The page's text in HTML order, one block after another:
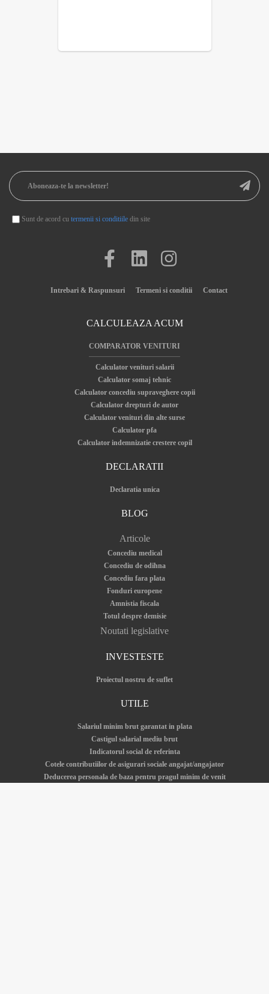
Sunt de acord cu termenii si conditiile din site
Intrebari & Raspunsuri Termeni si conditii Contact
CALCULEAZA ACUM
COMPARATOR VENITURI
Calculator venituri salarii
Calculator somaj tehnic
Calculator concediu supraveghere copii
Calculator drepturi de autor
Calculator venituri din alte surse
Calculator pfa
Calculator indemnizatie crestere copil
DECLARATII
Declaratia unica
BLOG
Articole
Concediu medical
Concediu de odihna
Concediu fara plata
Fonduri europene
Amnistia fiscala
Totul despre demisie
Noutati legislative
INVESTESTE
Proiectul nostru de suflet
UTILE
Salariul minim brut garantat in plata
Castigul salarial mediu brut
Indicatorul social de referinta
Cotele contributiilor de asigurari sociale angajat/angajator
Deducerea personala de baza pentru pragul minim de venit